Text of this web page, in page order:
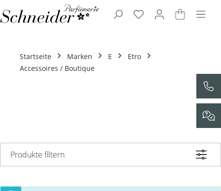
Zum Hauptinhalt springen
Startseite Marken E
Etro
Accessoires / Boutique
Produkte filtern